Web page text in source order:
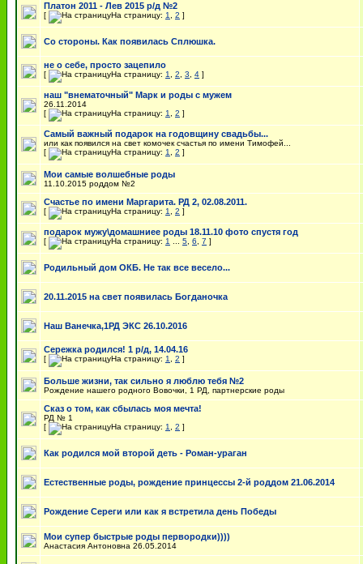
Платон 2011 - Лев 2015 р/д №2
[ На страницу: 1 2 ]
Со стороны. Как появилась Сплюшка.
не о себе, просто зацепило
[ На страницу: 1 2 3 4 ]
наш "внематочный" Марк и роды с мужем
26.11.2014
[
На страницу: 1 2 ]
Самый важный подарок на годовщину свадьбы...
или как появился на свет комочек счастья по имени Тимофей...
[
На страницу: 1 2 ]
Мои самые волшебные роды
11.10.2015 роддом №2
Счастье по имени Маргарита. РД 2, 02.08.2011.
[ На страницу: 1 2 ]
подарок мужу\домашниее роды 18.11.10 фото спустя год
[ На страницу: 1 5 6 7 ]
Родильный дом ОКБ. Не так все весело...
20.11.2015 на свет появилась Богданочка
Наш Ванечка,1РД ЭКС 26.10.2016
Сережка родился! 1 р/д, 14.04.16
[ На страницу: 1 2 ]
Больше жизни, так сильно я люблю тебя №2
Рождение нашего родного Вовочки, 1 РД, партнерские роды
Сказ о том, как сбылась моя мечта!
РД № 1
[
На страницу: 1 2 ]
Как родился мой второй деть - Роман-ураган
Естественные роды, рождение принцессы 2-й роддом 21.06.2014
Рождение Сереги или как я встретила день Победы
Мои супер быстрые роды первородки))))
Анастасия Антоновна 26.05.2014